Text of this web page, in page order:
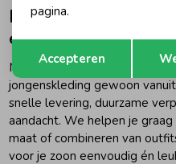
Retour Jeans
eenvoudig online
Met een paar klikken bestel
jongenskleding gewoon
snelle levering, duurzame
aandacht. We helpen je
maat of combineren van
voor je zoon eenvoudig én
pagina.
Accepteren